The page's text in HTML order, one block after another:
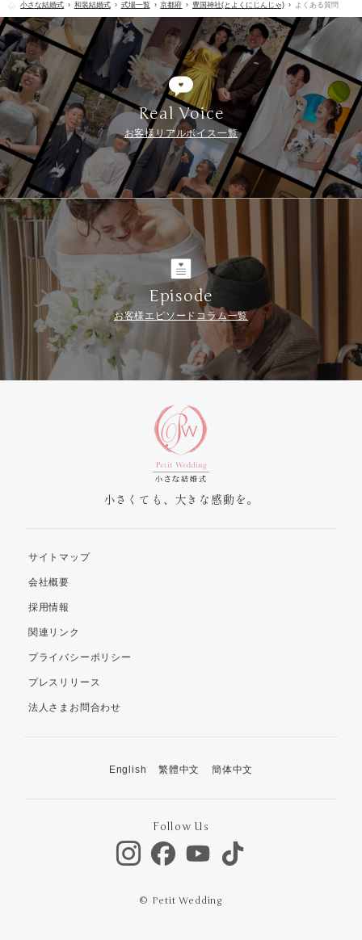
小さな結婚式 和装結婚式 式場一覧 京都府 豊国神社(とよくにじんじゃ) よくある質問
Real Voice
お客様リアルボイス一覧
Episode
お客様エピソードコラム一覧
小さくても、大きな感動を。
サイトマップ
会社概要
採用情報
関連リンク
プライバシーポリシー
プレスリリース
法人さまお問合わせ
English 繁體中文 簡体中文
Follow Us
© Petit Wedding